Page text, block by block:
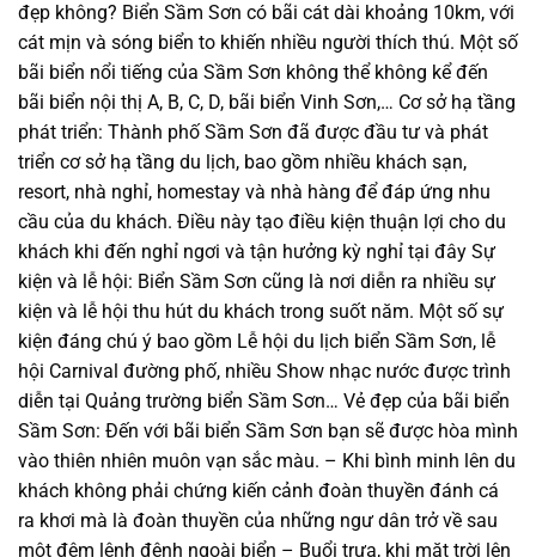
đẹp không? Biển Sầm Sơn có bãi cát dài khoảng 10km, với
cát mịn và sóng biển to khiến nhiều người thích thú. Một số
bãi biển nổi tiếng của Sầm Sơn không thể không kể đến
bãi biển nội thị A, B, C, D, bãi biển Vinh Sơn,… Cơ sở hạ tầng
phát triển: Thành phố Sầm Sơn đã được đầu tư và phát
triển cơ sở hạ tầng du lịch, bao gồm nhiều khách sạn,
resort, nhà nghỉ, homestay và nhà hàng để đáp ứng nhu
cầu của du khách. Điều này tạo điều kiện thuận lợi cho du
khách khi đến nghỉ ngơi và tận hưởng kỳ nghỉ tại đây Sự
kiện và lễ hội: Biển Sầm Sơn cũng là nơi diễn ra nhiều sự
kiện và lễ hội thu hút du khách trong suốt năm. Một số sự
kiện đáng chú ý bao gồm Lễ hội du lịch biển Sầm Sơn, lễ
hội Carnival đường phố, nhiều Show nhạc nước được trình
diễn tại Quảng trường biển Sầm Sơn… Vẻ đẹp của bãi biển
Sầm Sơn: Đến với bãi biển Sầm Sơn bạn sẽ được hòa mình
vào thiên nhiên muôn vạn sắc màu. – Khi bình minh lên du
khách không phải chứng kiến cảnh đoàn thuyền đánh cá
ra khơi mà là đoàn thuyền của những ngư dân trở về sau
một đêm lênh đênh ngoài biển – Buổi trưa, khi mặt trời lên